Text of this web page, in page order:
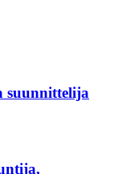
suunnittelija